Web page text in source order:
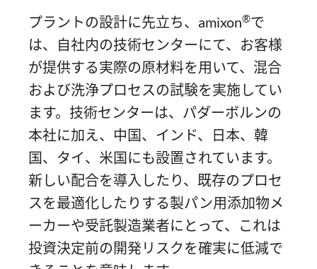
プラントの設計に先立ち、amixon®で
は、自社内の技術センターにて、お客様
が提供する実際の原材料を用いて、混合
および洗浄プロセスの試験を実施してい
ます。技術センターは、パダーボルンの
本社に加え、中国、インド、日本、韓
国、タイ、米国にも設置されています。
新しい配合を導入したり、既存のプロセ
スを最適化したりする製パン用添加物メ
ーカーや受託製造業者にとって、これは
投資決定前の開発リスクを確実に低減で